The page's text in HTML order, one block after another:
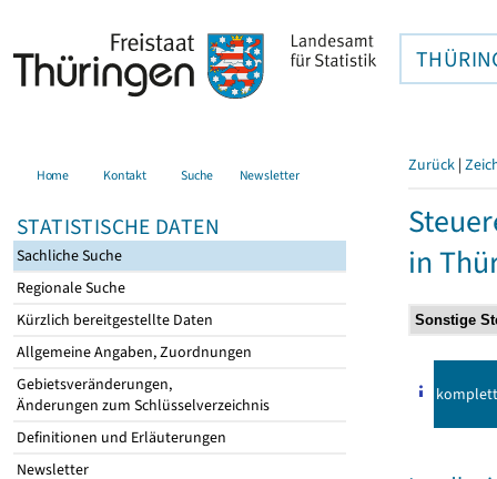
Home Kontakt Suche Newsletter
STATISTISCHE DATEN
Sachliche Suche
Regionale Suche
Kürzlich bereitgestellte Daten
Allgemeine Angaben, Zuordnungen
Gebietsveränderungen,
Änderungen zum Schlüsselverzeichnis
Definitionen und Erläuterungen
Newsletter
Zurück |
in
komplett